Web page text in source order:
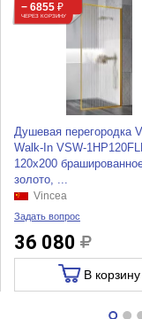
− 6855 ₽
ЧЕРЕЗ КОРЗИНУ
Душевая перегородка
Walk-In VSW-
120x200
золото, ...
Vincea
Задать вопрос
36 080
В корзину